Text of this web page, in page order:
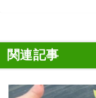
関連記事